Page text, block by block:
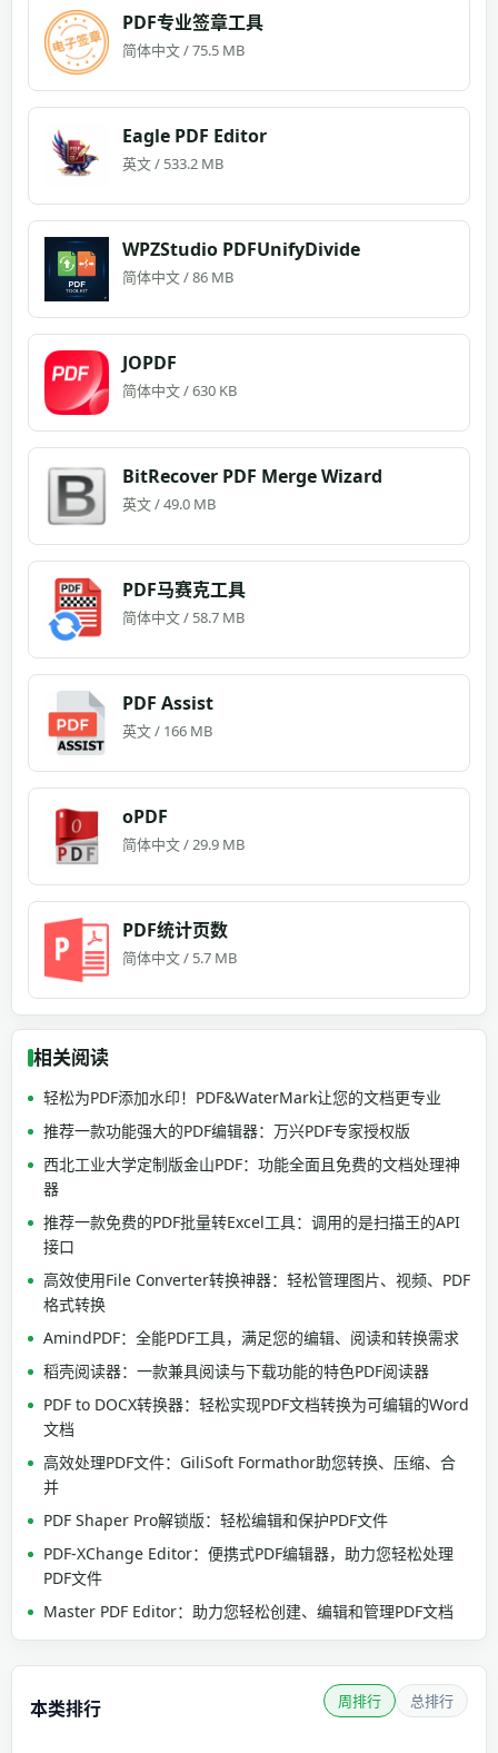
PDF专业签章工具
简体中文 / 75.5 MB
Eagle PDF Editor
英文 / 533.2 MB
WPZStudio PDFUnifyDivide
简体中文 / 86 MB
JOPDF
简体中文 / 630 KB
BitRecover PDF Merge Wizard
英文 / 49.0 MB
PDF马赛克工具
简体中文 / 58.7 MB
PDF Assist
英文 / 166 MB
oPDF
简体中文 / 29.9 MB
PDF统计页数
简体中文 / 5.7 MB
相关阅读
轻松为PDF添加水印！PDF&WaterMark让您的文档更专业
推荐一款功能强大的PDF编辑器：万兴PDF专家授权版
西北工业大学定制版金山PDF：功能全面且免费的文档处理神
器
推荐一款免费的PDF批量转Excel工具：调用的是扫描王的API
接口
高效使用File Converter转换神器：轻松管理图片、视频、PDF
格式转换
AmindPDF：全能PDF工具，满足您的编辑、阅读和转换需求
稻壳阅读器：一款兼具阅读与下载功能的特色PDF阅读器
PDF to DOCX转换器：轻松实现PDF文档转换为可编辑的Word
文档
高效处理PDF文件：GiliSoft Formathor助您转换、压缩、合
并
PDF Shaper Pro解锁版：轻松编辑和保护PDF文件
PDF-XChange Editor：便携式PDF编辑器，助力您轻松处理
PDF文件
Master PDF Editor：助力您轻松创建、编辑和管理PDF文档
本类排行 周排行 总排行